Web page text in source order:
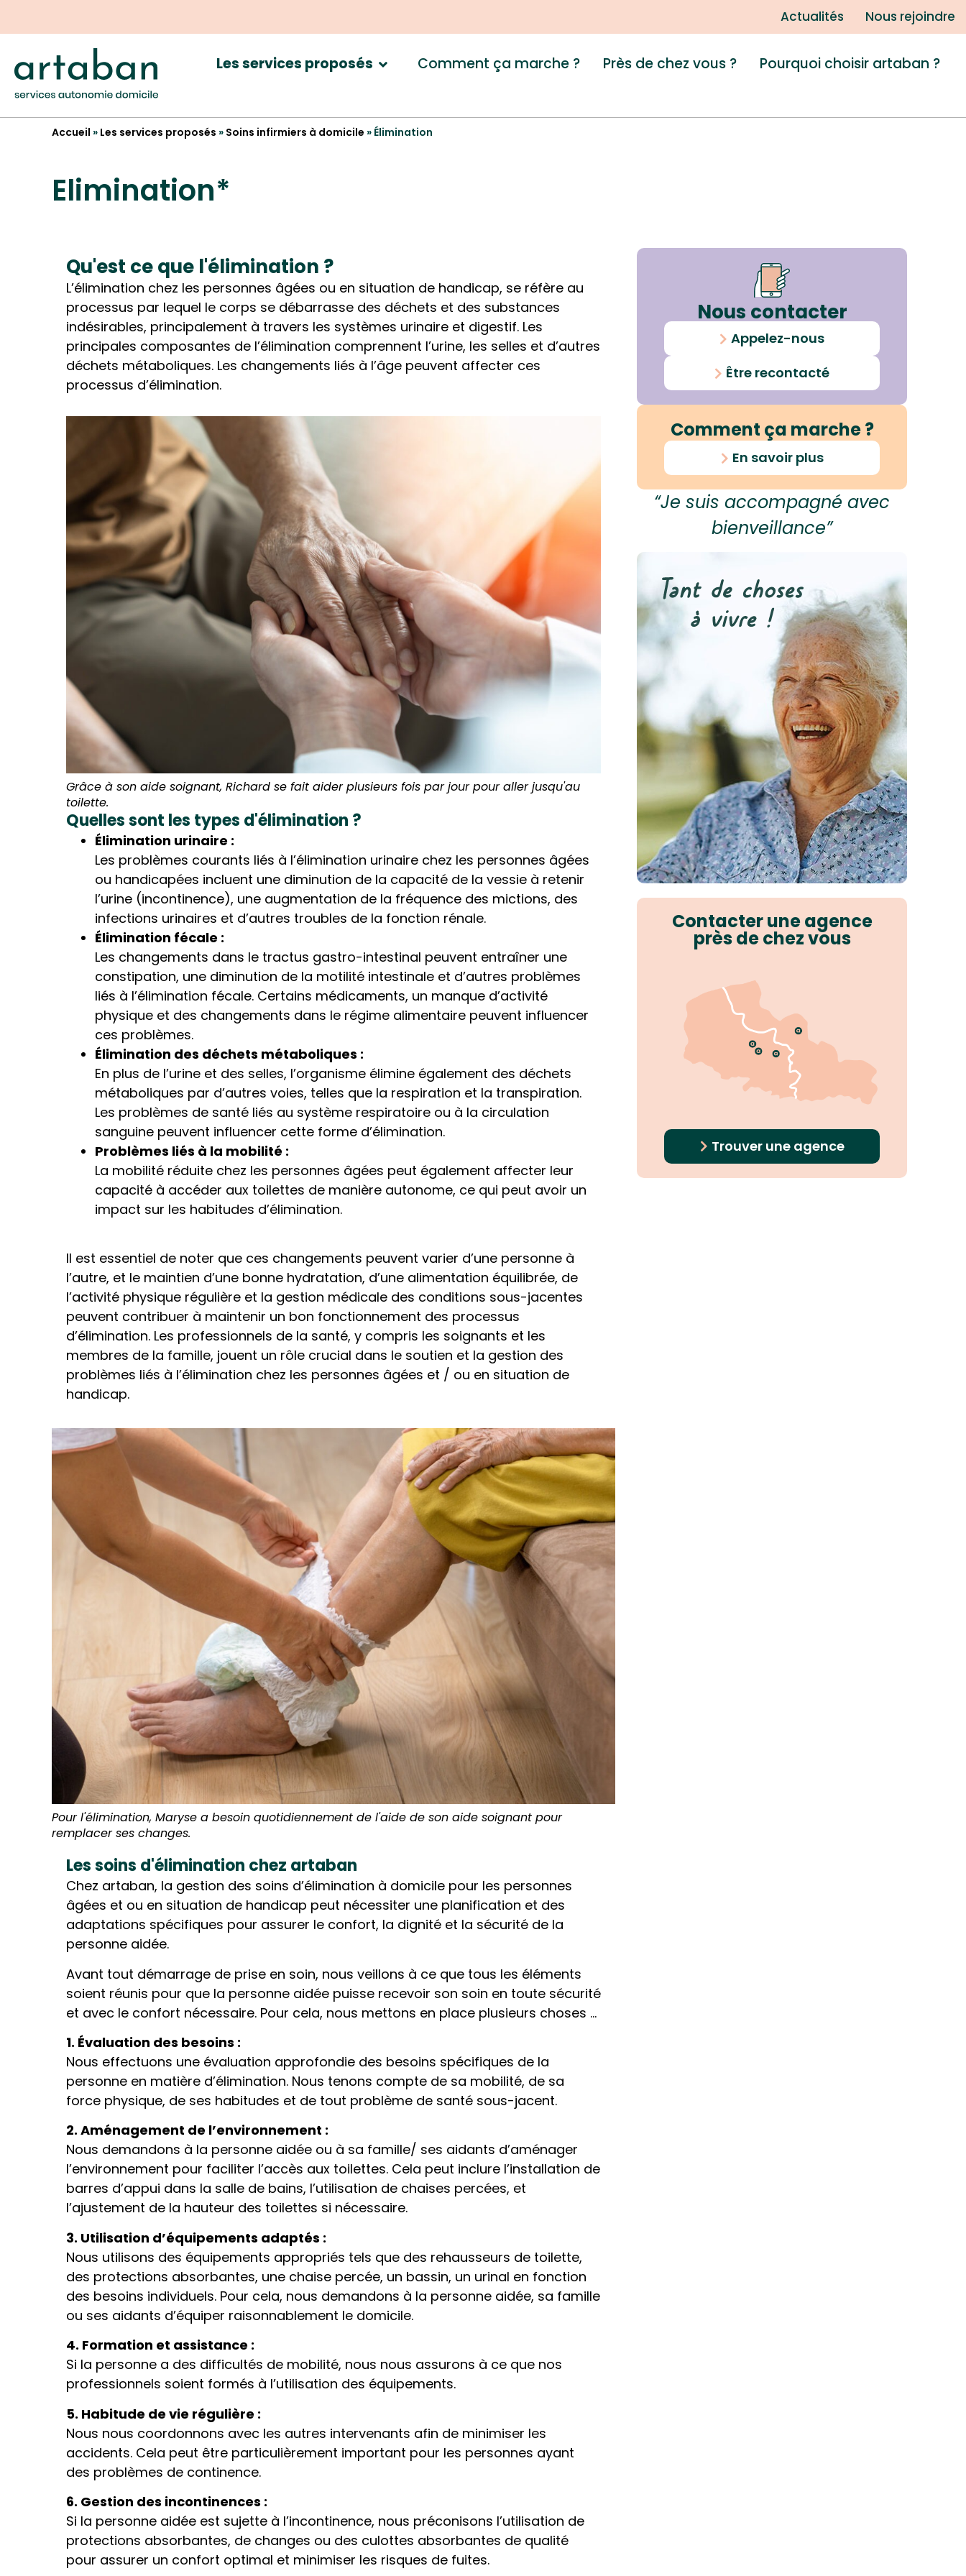
Actualités Nous rejoindre
Les services proposés Comment ça marche ? Près de chez vous ? Pourquoi choisir artaban ?
Accueil » Les services proposés » Soins infirmiers à domicile » Élimination
Elimination*
Qu'est ce que l'élimination ?
L’élimination chez les personnes âgées ou en situation de handicap, se réfère au
processus par lequel le corps se débarrasse des déchets et des substances
indésirables, principalement à travers les systèmes urinaire et digestif. Les
principales composantes de l’élimination comprennent l’urine, les selles et d’autres
déchets métaboliques. Les changements liés à l’âge peuvent affecter ces
processus d’élimination.
Grâce à son aide soignant, Richard se fait aider plusieurs fois par jour pour aller jusqu'au
toilette.
Quelles sont les types d'élimination ?
Élimination urinaire :
Les problèmes courants liés à l’élimination urinaire chez les personnes âgées
ou handicapées incluent une diminution de la capacité de la vessie à retenir
l’urine (incontinence), une augmentation de la fréquence des mictions, des
infections urinaires et d’autres troubles de la fonction rénale.
Élimination fécale :
Les changements dans le tractus gastro-intestinal peuvent entraîner une
constipation, une diminution de la motilité intestinale et d’autres problèmes
liés à l’élimination fécale. Certains médicaments, un manque d’activité
physique et des changements dans le régime alimentaire peuvent influencer
ces problèmes.
Élimination des déchets métaboliques :
En plus de l’urine et des selles, l’organisme élimine également des déchets
métaboliques par d’autres voies, telles que la respiration et la transpiration.
Les problèmes de santé liés au système respiratoire ou à la circulation
sanguine peuvent influencer cette forme d’élimination.
Problèmes liés à la mobilité :
La mobilité réduite chez les personnes âgées peut également affecter leur
capacité à accéder aux toilettes de manière autonome, ce qui peut avoir un
impact sur les habitudes d’élimination.
Il est essentiel de noter que ces changements peuvent varier d’une personne à
l’autre, et le maintien d’une bonne hydratation, d’une alimentation équilibrée, de
l’activité physique régulière et la gestion médicale des conditions sous-jacentes
peuvent contribuer à maintenir un bon fonctionnement des processus
d’élimination. Les professionnels de la santé, y compris les soignants et les
membres de la famille, jouent un rôle crucial dans le soutien et la gestion des
problèmes liés à l’élimination chez les personnes âgées et / ou en situation de
handicap.
Pour l'élimination, Maryse a besoin quotidiennement de l'aide de son aide soignant pour
remplacer ses changes.
Les soins d'élimination chez artaban
Chez artaban, la gestion des soins d’élimination à domicile pour les personnes
âgées et ou en situation de handicap peut nécessiter une planification et des
adaptations spécifiques pour assurer le confort, la dignité et la sécurité de la
personne aidée.
Avant tout démarrage de prise en soin, nous veillons à ce que tous les éléments
soient réunis pour que la personne aidée puisse recevoir son soin en toute sécurité
et avec le confort nécessaire. Pour cela, nous mettons en place plusieurs choses …
1. Évaluation des besoins :
Nous effectuons une évaluation approfondie des besoins spécifiques de la
personne en matière d’élimination. Nous tenons compte de sa mobilité, de sa
force physique, de ses habitudes et de tout problème de santé sous-jacent.
2. Aménagement de l’environnement :
Nous demandons à la personne aidée ou à sa famille/ ses aidants d’aménager
l’environnement pour faciliter l’accès aux toilettes. Cela peut inclure l’installation de
barres d’appui dans la salle de bains, l’utilisation de chaises percées, et
l’ajustement de la hauteur des toilettes si nécessaire.
3. Utilisation d’équipements adaptés :
Nous utilisons des équipements appropriés tels que des rehausseurs de toilette,
des protections absorbantes, une chaise percée, un bassin, un urinal en fonction
des besoins individuels. Pour cela, nous demandons à la personne aidée, sa famille
ou ses aidants d’équiper raisonnablement le domicile.
4. Formation et assistance :
Si la personne a des difficultés de mobilité, nous nous assurons à ce que nos
professionnels soient formés à l’utilisation des équipements.
5. Habitude de vie régulière :
Nous nous coordonnons avec les autres intervenants afin de minimiser les
accidents. Cela peut être particulièrement important pour les personnes ayant
des problèmes de continence.
6. Gestion des incontinences :
Si la personne aidée est sujette à l’incontinence, nous préconisons l’utilisation de
protections absorbantes, de changes ou des culottes absorbantes de qualité
pour assurer un confort optimal et minimiser les risques de fuites.
Nous contacter
Appelez-nous
Être recontacté
Comment ça marche ?
En savoir plus
“Je suis accompagné avec
bienveillance”
Contacter une agence
près de chez vous
Trouver une agence